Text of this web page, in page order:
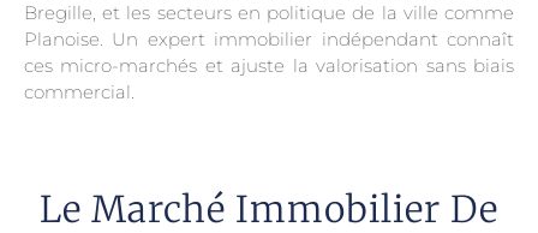
Bregille, et les secteurs en politique de la ville comme
Planoise. Un expert immobilier indépendant connaît
ces micro-marchés et ajuste la valorisation sans biais
commercial.
Le Marché Immobilier De